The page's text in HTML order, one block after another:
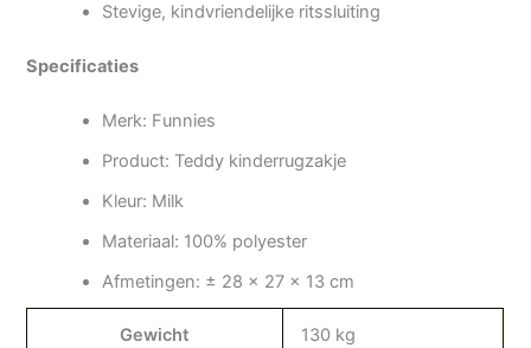
Stevige, kindvriendelijke ritssluiting
Specificaties
Merk: Funnies
Product: Teddy kinderrugzakje
Kleur: Milk
Materiaal: 100% polyester
Afmetingen: ± 28 x 27 x 13 cm
Gewicht
130 kg